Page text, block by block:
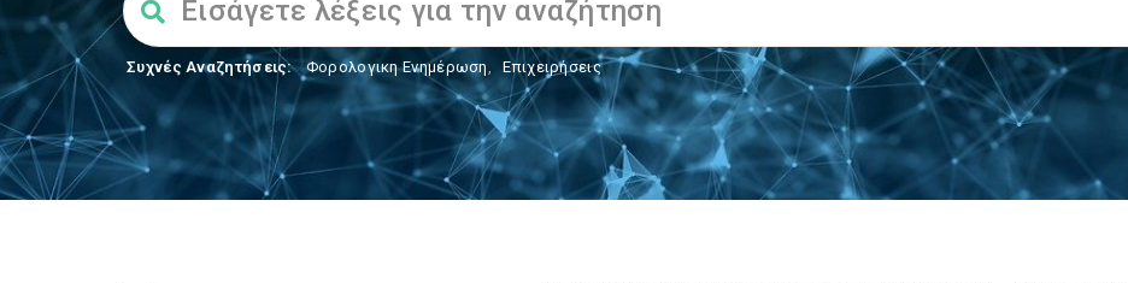
Συχνές Αναζητήσεις: Φορολογικη Ενημέρωση, Επιχειρήσεις